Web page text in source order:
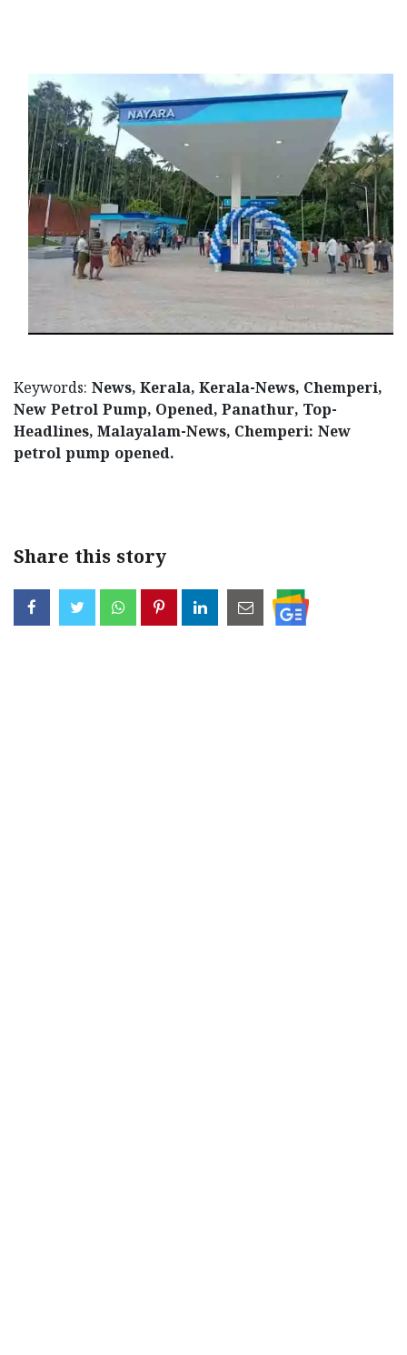
Keywords: News, Kerala, Kerala-News, Chemperi,
New Petrol Pump, Opened, Panathur, Top-
Headlines, Malayalam-News, Chemperi: New
petrol pump opened.
Share this story